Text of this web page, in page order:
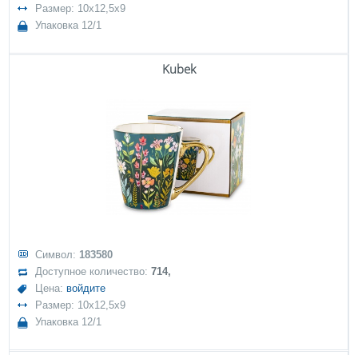
Размер: 10x12,5x9
Упаковка 12/1
Kubek
Символ: 183580
Доступное количество:714,
Цена: войдите
Размер: 10x12,5x9
Упаковка 12/1